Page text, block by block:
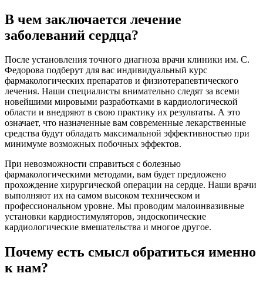
В чем заключается лечение
заболеваний сердца?
После установления точного диагноза врачи клиники им. С.
Федорова подберут для вас индивидуальный курс
фармакологических препаратов и физиотерапевтического
лечения. Наши специалисты внимательно следят за всеми
новейшими мировыми разработками в кардиологической
области и внедряют в свою практику их результаты. А это
означает, что назначенные вам современные лекарственные
средства будут обладать максимальной эффективностью при
минимуме возможных побочных эффектов.
При невозможности справиться с болезнью
фармакологическими методами, вам будет предложено
прохождение хирургической операции на сердце. Наши врачи
выполняют их на самом высоком техническом и
профессиональном уровне. Мы проводим малоинвазивные
установки кардиостимуляторов, эндоскопические
кардиологические вмешательства и многое другое.
Почему есть смысл обратиться именно
к нам?